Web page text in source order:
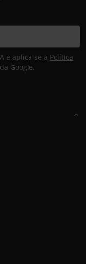
e aplica-se a Política
da Google.